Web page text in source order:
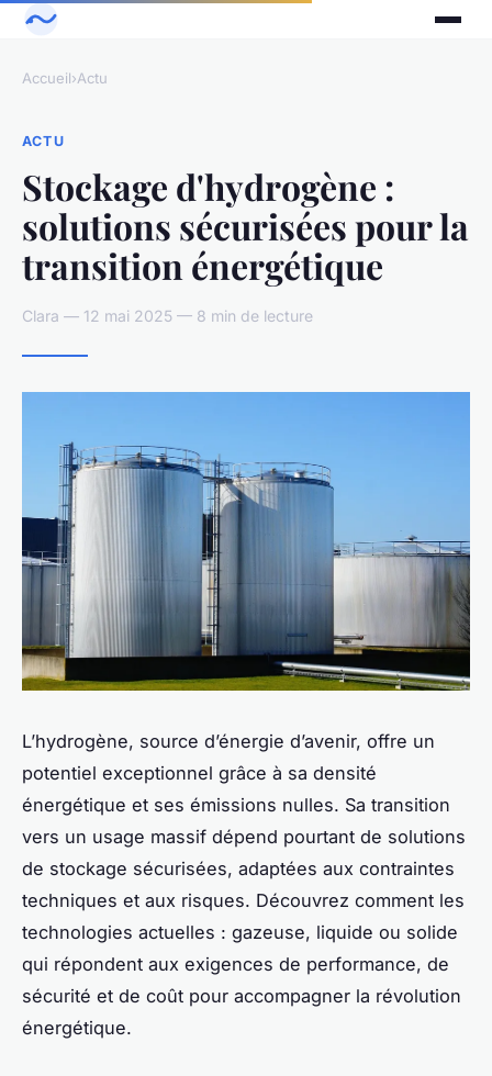
Accueil›Actu
ACTU
Stockage d'hydrogène :
solutions sécurisées pour la
transition énergétique
Clara — 12 mai 2025 — 8 min de lecture
L’hydrogène, source d’énergie d’avenir, offre un
potentiel exceptionnel grâce à sa densité
énergétique et ses émissions nulles. Sa transition
vers un usage massif dépend pourtant de solutions
de stockage sécurisées, adaptées aux contraintes
techniques et aux risques. Découvrez comment les
technologies actuelles : gazeuse, liquide ou solide
qui répondent aux exigences de performance, de
sécurité et de coût pour accompagner la révolution
énergétique.